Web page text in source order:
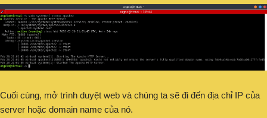
Cuối cùng, mở trình duyệt web và chúng ta sẽ đi đến địa chỉ IP của
server hoặc domain name của nó.